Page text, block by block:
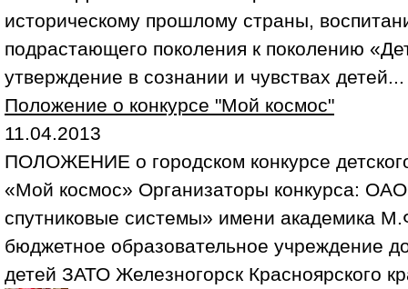
историческому прошлому страны,
подрастающего поколения к поколению
утверждение в сознании и чувствах
Положение о конкурсе "Мой космос"
11.04.2013
ПОЛОЖЕНИЕ о городском конкурсе
«Мой космос» Организаторы конкурса:
спутниковые системы» имени академика
бюджетное образовательное учреждение
детей ЗАТО Железногорск Красноярского